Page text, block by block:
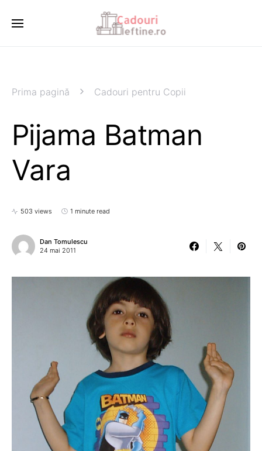
Prima pagină Cadouri pentru Copii
Pijama Batman
Vara
503 views 1 minute read
Dan Tomulescu
24 mai 2011